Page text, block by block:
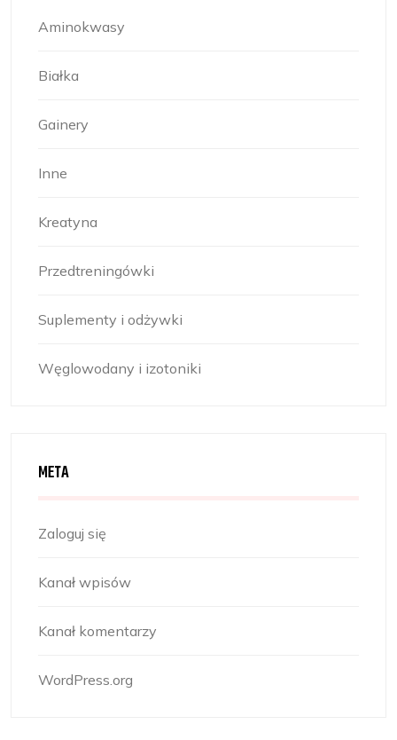
Aminokwasy
Białka
Gainery
Inne
Kreatyna
Przedtreningówki
Suplementy i odżywki
Węglowodany i izotoniki
META
Zaloguj się
Kanał wpisów
Kanał komentarzy
WordPress.org